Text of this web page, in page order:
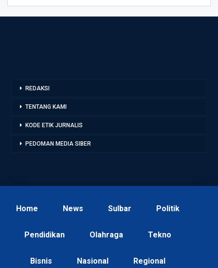
REDAKSI
TENTANG KAMI
KODE ETIK JURNALIS
PEDOMAN MEDIA SIBER
Home News Sulbar Politik
Pendidikan Olahraga Tekno
Bisnis Nasional Regional